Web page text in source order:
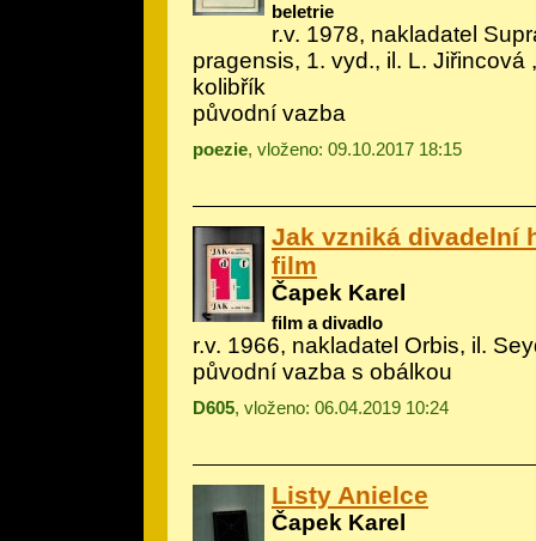
beletrie
r.v. 1978, nakladatel
pragensis, 1. vyd., il. L. Jiřincová
kolibřík
původní vazba
poezie, vloženo: 09.10.2017 18:15
Jak vzniká divadelní
film
Čapek Karel
film a divadlo
r.v. 1966, nakladatel Orbis, il.
původní vazba s obálkou
D605, vloženo: 06.04.2019 10:24
Listy Anielce
Čapek Karel